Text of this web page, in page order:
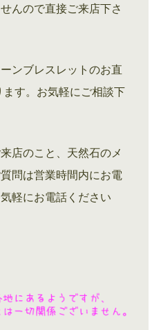
んので直接ご来店下さ
ンブレスレットのお直
す。お気軽にご相談下
店のこと、天然石のメ
問は営業時間内にお電
軽にお電話ください